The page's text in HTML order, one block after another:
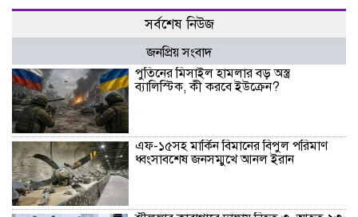
সর্বশেষ নিউজ
জনপ্রিয় সংবাদ
পুতিনের মিসাইল হামলার বড় অস্ত্র
ব্যালিস্টিক, কী করবে ইউক্রেন?
এফ-১৫সহ মার্কিন বিমানের বিপুল পরিমাণ
ধ্বংসাবশেষ জনসম্মুখে আনল ইরান